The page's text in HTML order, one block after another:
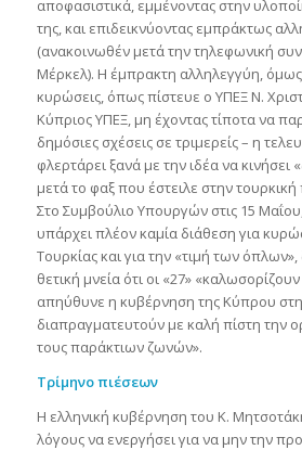
αποφασιστικά, εμμένοντας στην
της, και επιδεικνύοντας εμπράκτως
(ανακοινωθέν μετά την τηλεφωνική
Μέρκελ). Η έμπρακτη αλληλεγγύη,
κυρώσεις, όπως πίστευε ο ΥΠΕΞ Ν.
Κύπριος ΥΠΕΞ, μη έχοντας τίποτα να
δημόσιες σχέσεις σε τριμερείς – η
φλερτάρει ξανά με την ιδέα να κινήσει
μετά το φαξ που έστειλε στην
Στο Συμβούλιο Υπουργών στις 15
υπάρχει πλέον καμία διάθεση για
Τουρκίας και για την «τιμή των
θετική μνεία ότι οι «27»
απηύθυνε η κυβέρνηση της Κύπρου
διαπραγματευτούν με καλή πίστη την
τους παράκτιων ζωνών».
Τρίμηνο πιέσεων
Η ελληνική κυβέρνηση του Κ.
λόγους να ενεργήσει για να μην την